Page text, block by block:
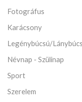
Fotográfus
Karácsony
Legénybúcsú/
Névnap - Szülinap
Sport
Szerelem